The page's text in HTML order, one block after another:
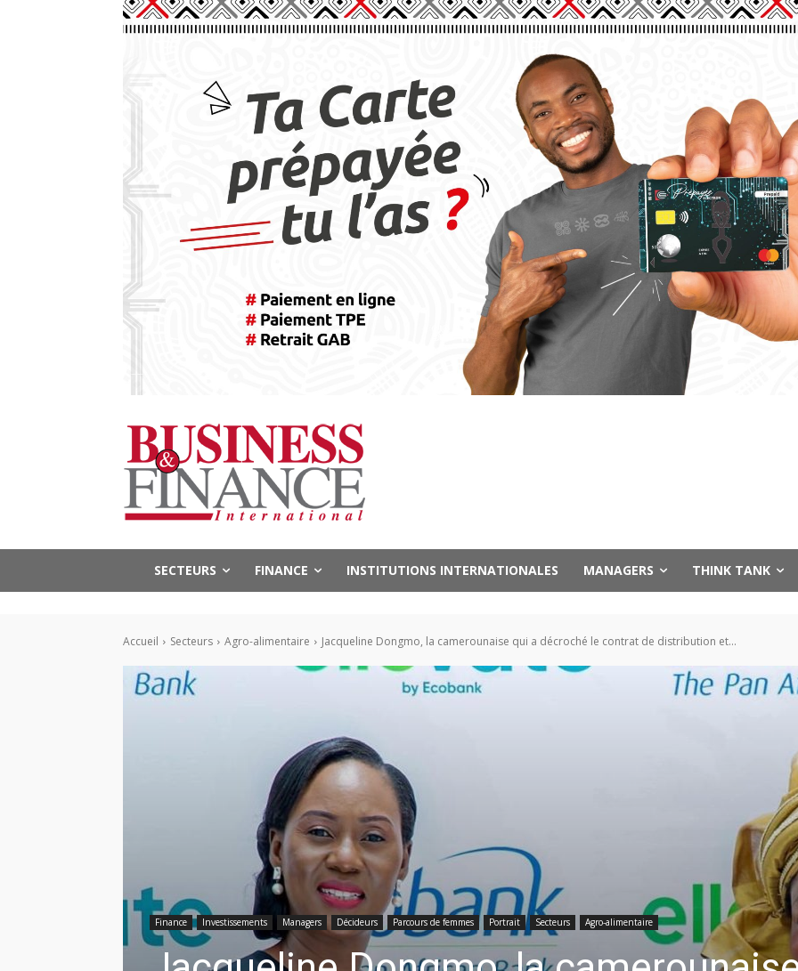
SECTEURS FINANCE INSTITUTIONS INTERNATIONALES MANAGERS THINK TANK
Accueil Secteurs Agro-alimentaire Jacqueline Dongmo, la camerounaise qui a décroché le contrat de distribution et...
Finance Investissements Managers Décideurs Parcours de femmes Portrait Secteurs Agro-alimentaire